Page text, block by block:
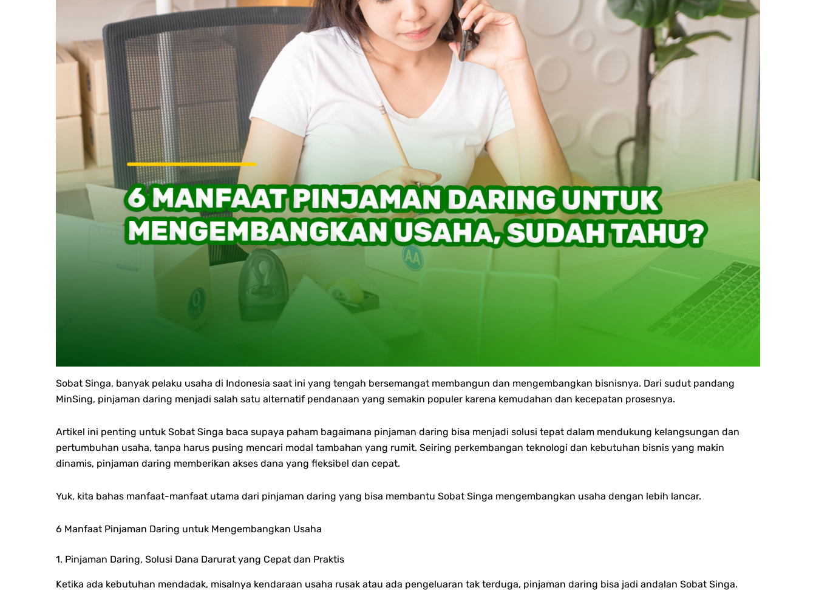
Sobat Singa, banyak pelaku usaha di Indonesia saat ini yang tengah bersemangat membangun dan mengembangkan bisnisnya. Dari sudut pandang
MinSing, pinjaman daring menjadi salah satu alternatif pendanaan yang semakin populer karena kemudahan dan kecepatan prosesnya.
Artikel ini penting untuk Sobat Singa baca supaya paham bagaimana pinjaman daring bisa menjadi solusi tepat dalam mendukung kelangsungan dan
pertumbuhan usaha, tanpa harus pusing mencari modal tambahan yang rumit. Seiring perkembangan teknologi dan kebutuhan bisnis yang makin
dinamis, pinjaman daring memberikan akses dana yang fleksibel dan cepat.
Yuk, kita bahas manfaat-manfaat utama dari pinjaman daring yang bisa membantu Sobat Singa mengembangkan usaha dengan lebih lancar.
6 Manfaat Pinjaman Daring untuk Mengembangkan Usaha
1. Pinjaman Daring, Solusi Dana Darurat yang Cepat dan Praktis
Ketika ada kebutuhan mendadak, misalnya kendaraan usaha rusak atau ada pengeluaran tak terduga, pinjaman daring bisa jadi andalan Sobat Singa.